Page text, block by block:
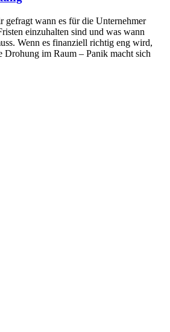
gefragt wann es für die Unternehmer
einzuhalten sind und was wann
Wenn es finanziell richtig eng wird,
Drohung im Raum – Panik macht sich